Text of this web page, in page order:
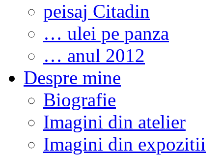
peisaj Citadin
… ulei pe panza
… anul 2012
Despre mine
Biografie
Imagini din atelier
Imagini din expozitii